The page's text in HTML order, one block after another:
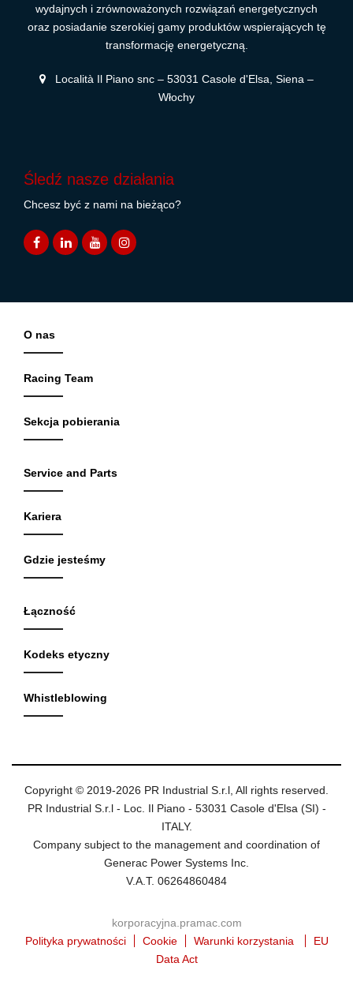
wydajnych i zrównoważonych rozwiązań energetycznych
oraz posiadanie szerokiej gamy produktów wspierających tę
transformację energetyczną.
Località Il Piano snc – 53031 Casole d'Elsa, Siena –
Włochy
Śledź nasze działania
Chcesz być z nami na bieżąco?
O nas
Racing Team
Sekcja pobierania
Service and Parts
Kariera
Gdzie jesteśmy
Łączność
Kodeks etyczny
Whistleblowing
Copyright © 2019-2026 PR Industrial S.r.l, All rights reserved.
PR Industrial S.r.l - Loc. Il Piano - 53031 Casole d'Elsa (SI) -
ITALY.
Company subject to the management and coordination of
Generac Power Systems Inc.
V.A.T. 06264860484
korporacyjna.pramac.com
Polityka prywatności
Cookie Warunki korzystania
EU
Data Act